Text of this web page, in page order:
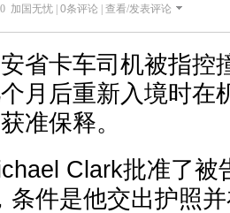
加国无忧 | 0条评论 | 查看/发表评论
省卡车司机被指控
月后重新入境时在
准保释。
Clark批准了被
条件是他交出护照